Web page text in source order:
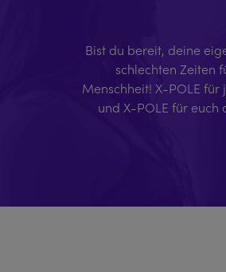
Bist du bereit, deine
schlechten Zeiten
Menschheit! X-POLE
und X-POLE für euch